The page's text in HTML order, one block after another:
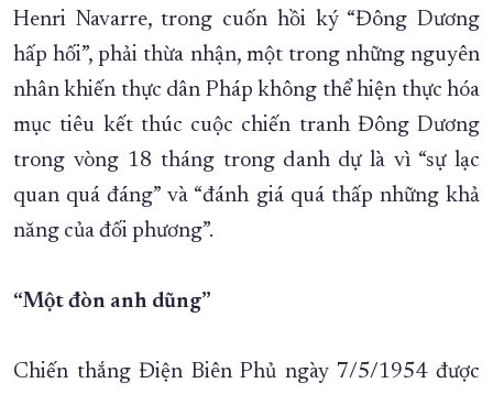
Henri Navarre, trong cuốn hồi ký “Đông Dương
hấp hối”, phải thừa nhận, một trong những nguyên
nhân khiến thực dân Pháp không thể hiện thực hóa
mục tiêu kết thúc cuộc chiến tranh Đông Dương
trong vòng 18 tháng trong danh dự là vì “sự lạc
quan quá đáng” và “đánh giá quá thấp những khả
năng của đối phương”.
“Một đòn anh dũng”
Chiến thắng Điện Biên Phủ ngày 7/5/1954 được